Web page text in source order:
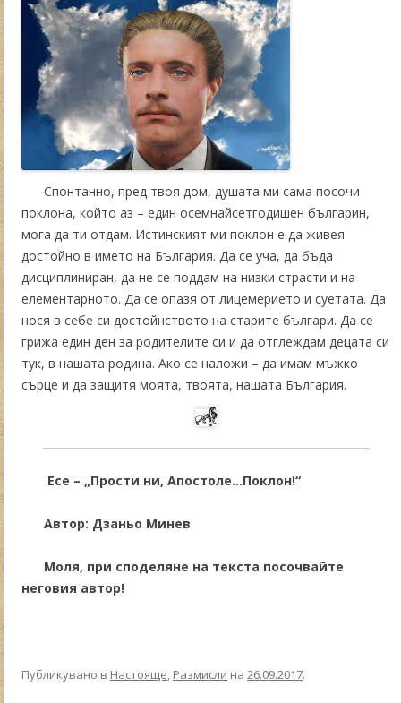
Спонтанно, пред твоя дом, душата ми сама посочи
поклона, който аз – един осемнайсетгодишен българин,
мога да ти отдам. Истинският ми поклон е да живея
достойно в името на България. Да се уча, да бъда
дисциплиниран, да не се поддам на низки страсти и на
елементарното. Да се опазя от лицемерието и суетата. Да
нося в себе си достойнството на старите българи. Да се
грижа един ден за родителите си и да отглеждам децата си
тук, в нашата родина. Ако се наложи – да имам мъжко
сърце и да защитя моята, твоята, нашата България.
Есе – „Прости ни, Апостоле…Поклон!“
Автор: Дзаньо Минев
Моля, при споделяне на текста посочвайте
неговия автор!
Публикувано в Настояще, Размисли на 26.09.2017.